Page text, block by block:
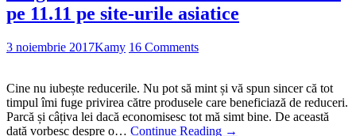
pe 11.11 pe site-urile asiatice
3 noiembrie 2017Kamy 16 Comments
Cine nu iubește reducerile. Nu pot să mint și vă spun sincer că tot
timpul îmi fuge privirea către produsele care beneficiază de reduceri.
Parcă și câțiva lei dacă economisesc tot mă simt bine. De această
dată vorbesc despre o… Continue Reading →